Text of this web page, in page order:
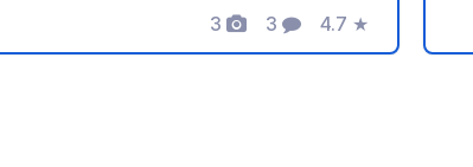
3
Photos
3
Commentaires
4.7
Note
★